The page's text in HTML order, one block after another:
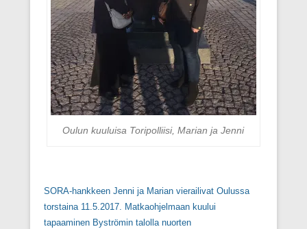
Oulun kuuluisa Toripolliisi, Marian ja Jenni
SORA-hankkeen Jenni ja Marian vierailivat Oulussa
torstaina 11.5.2017. Matkaohjelmaan kuului
tapaaminen Byströmin talolla nuorten